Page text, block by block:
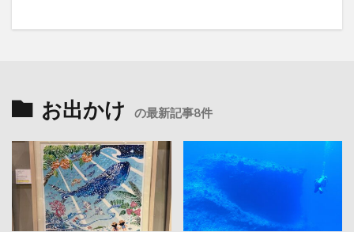
お出かけ の最新記事8件